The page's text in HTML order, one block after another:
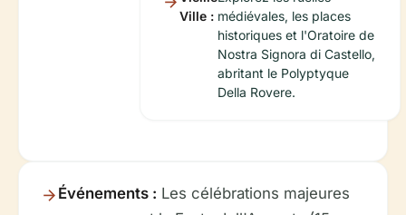
Ville : médiévales, les places
historiques et l'Oratoire de
Nostra Signora di Castello,
abritant le Polyptyque
Della Rovere.
Événements : Les célébrations majeures